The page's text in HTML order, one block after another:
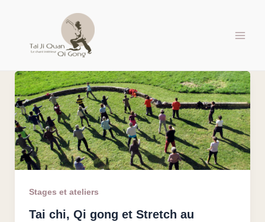
Stages et ateliers
Tai chi, Qi gong et Stretch au